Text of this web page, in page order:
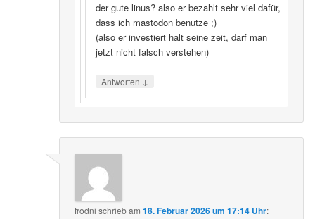
der gute linus? also er bezahlt sehr viel dafür,
dass ich mastodon benutze ;)
(also er investiert halt seine zeit, darf man
jetzt nicht falsch verstehen)
Antworten ↓
frodni schriebam18. Februar 2026 um 17:14 Uhr: